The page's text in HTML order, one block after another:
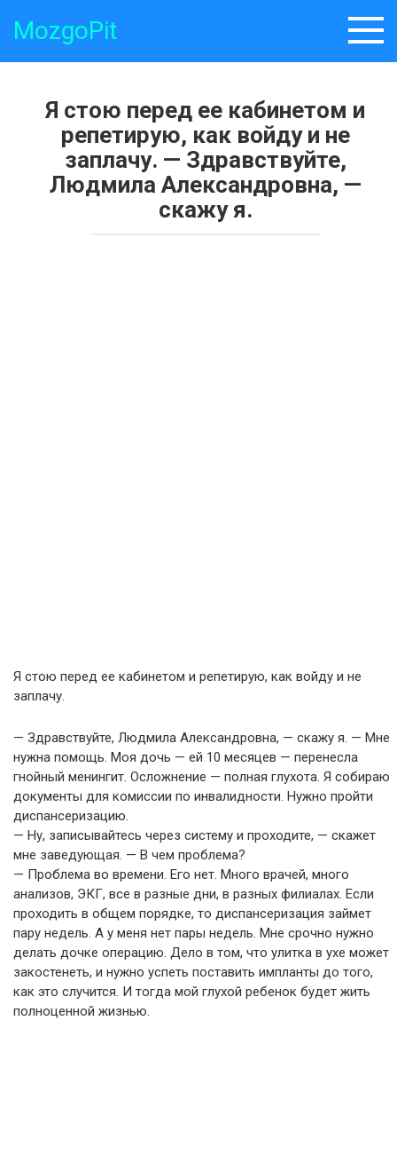
MozgoPit
Я стою перед ее кабинетом и
репетирую, как войду и не
заплачу. — Здравствуйте,
Людмила Александровна, —
скажу я.
Я стою перед ее кабинетом и репетирую, как войду и не
заплачу.
— Здравствуйте, Людмила Александровна, — скажу я. — Мне
нужна помощь. Моя дочь — ей 10 месяцев — перенесла
гнойный менингит. Осложнение — полная глухота. Я собираю
документы для комиссии по инвалидности. Нужно пройти
диспансеризацию.
— Ну, записывайтесь через систему и проходите, — скажет
мне заведующая. — В чем проблема?
— Проблема во времени. Его нет. Много врачей, много
анализов, ЭКГ, все в разные дни, в разных филиалах. Если
проходить в общем порядке, то диспансеризация займет
пару недель. А у меня нет пары недель. Мне срочно нужно
делать дочке операцию. Дело в том, что улитка в ухе может
закостенеть, и нужно успеть поставить импланты до того,
как это случится. И тогда мой глухой ребенок будет жить
полноценной жизнью.